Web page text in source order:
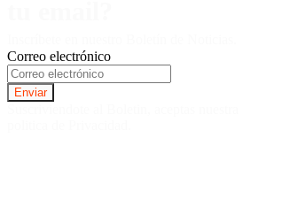
Correo electrónico